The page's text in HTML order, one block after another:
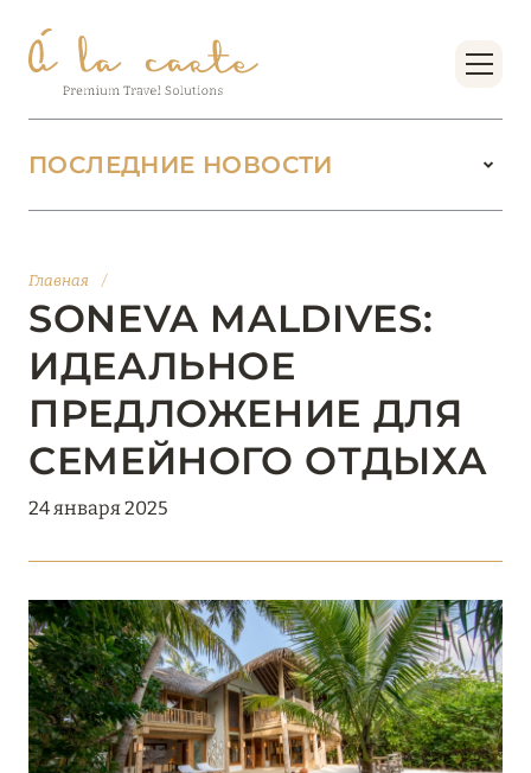
Главная /
SONEVA MALDIVES:
ИДЕАЛЬНОЕ
ПРЕДЛОЖЕНИЕ ДЛЯ
СЕМЕЙНОГО ОТДЫХА
24 января 2025
ПОСЛЕДНИЕ НОВОСТИ
БУТИК-КУРОРТЫ МАЛЬДИВСКИХ ОСТРОВОВ
Подробнее
01 июня 2026
JUMEIRAH OLHAHALI ISLAND MALDIVES: ВАШ
ОАЗИС ТЕПЛА И ИЗЫСКАННОСТИ
18 мая 2026
THE ST. REGIS MALDIVES VOMMULI:
МАНИФЕСТ ЭСТЕТИКИ В САМОМ СЕРДЦЕ
ОКЕАНА
Подробнее